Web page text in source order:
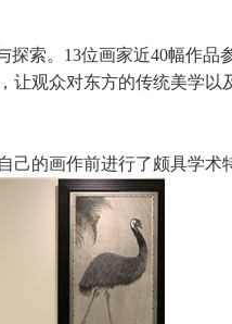
索。13位画家近40幅作品
让观众对东方的传统美学以
的画作前进行了颇具学术